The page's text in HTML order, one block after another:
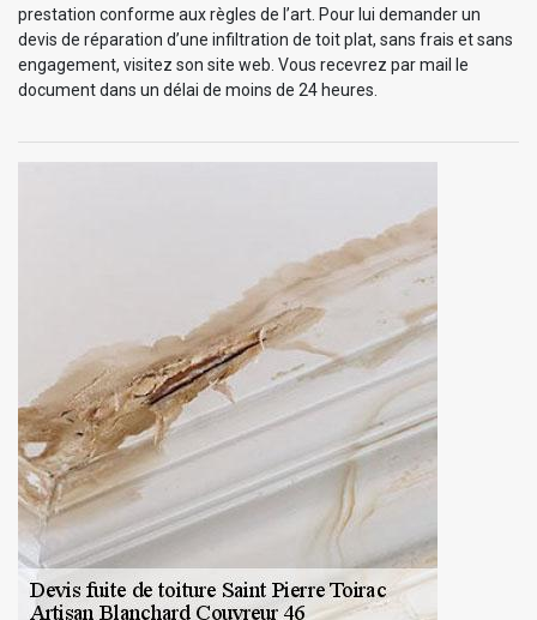
prestation conforme aux règles de l’art. Pour lui demander un
devis de réparation d’une infiltration de toit plat, sans frais et sans
engagement, visitez son site web. Vous recevrez par mail le
document dans un délai de moins de 24 heures.